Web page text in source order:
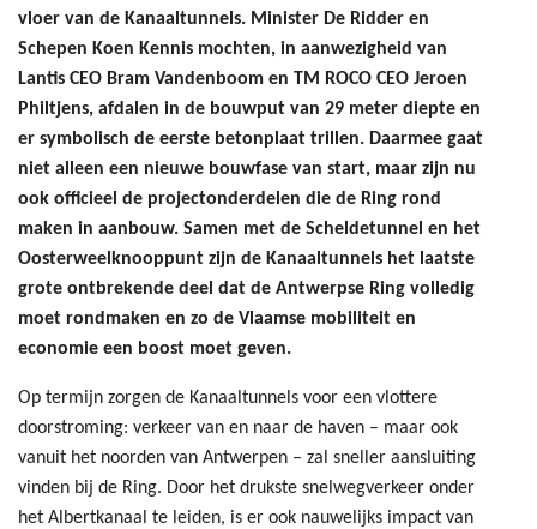
vloer van de Kanaaltunnels. Minister De Ridder en
Schepen Koen Kennis mochten, in aanwezigheid van
Lantis CEO Bram Vandenboom en TM ROCO CEO Jeroen
Philtjens, afdalen in de bouwput van 29 meter diepte en
er symbolisch de eerste betonplaat trillen. Daarmee gaat
niet alleen een nieuwe bouwfase van start, maar zijn nu
ook officieel de projectonderdelen die de Ring rond
maken in aanbouw. Samen met de Scheldetunnel en het
Oosterweelknooppunt zijn de Kanaaltunnels het laatste
grote ontbrekende deel dat de Antwerpse Ring volledig
moet rondmaken en zo de Vlaamse mobiliteit en
economie een boost moet geven.
Op termijn zorgen de Kanaaltunnels voor een vlottere
doorstroming: verkeer van en naar de haven – maar ook
vanuit het noorden van Antwerpen – zal sneller aansluiting
vinden bij de Ring. Door het drukste snelwegverkeer onder
het Albertkanaal te leiden, is er ook nauwelijks impact van